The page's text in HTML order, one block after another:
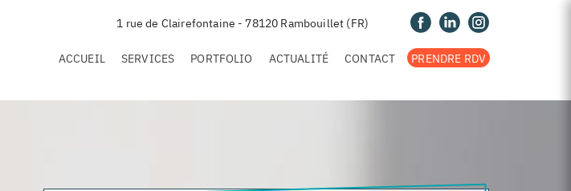
1 rue de Clairefontaine - 78120 Rambouillet (FR)
ACCUEIL SERVICES PORTFOLIO ACTUALITÉ CONTACT PRENDRE RDV